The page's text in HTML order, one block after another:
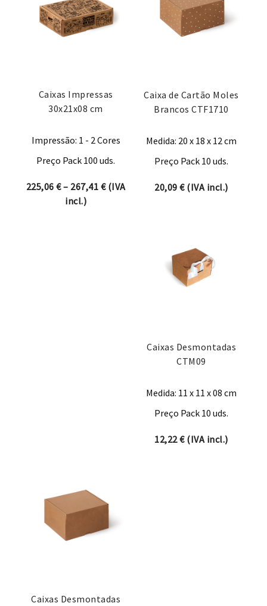
Caixas Impressas
30x21x08 cm
Impressão: 1 - 2 Cores
Preço Pack 100 uds.
225,06 €– 267,41 €Price range: 225,06 € through 267,41
(IVA
incl.)
Caixa de Cartão Moles
Brancos CTF1710
Medida: 20 x 18 x 12 cm
Preço Pack 10 uds.
20,09€(IVA incl.)
Caixas Desmontadas
CTM09
Medida: 11 x 11 x 08 cm
Preço Pack 10 uds.
12,22€(IVA incl.)
Caixas Desmontadas